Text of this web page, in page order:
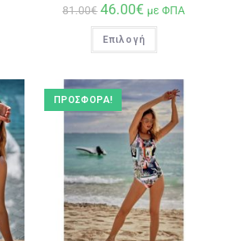
81.00€ 46.00€ με ΦΠΑ
Επιλογή
ΠΡΟΣΦΟΡΆ!